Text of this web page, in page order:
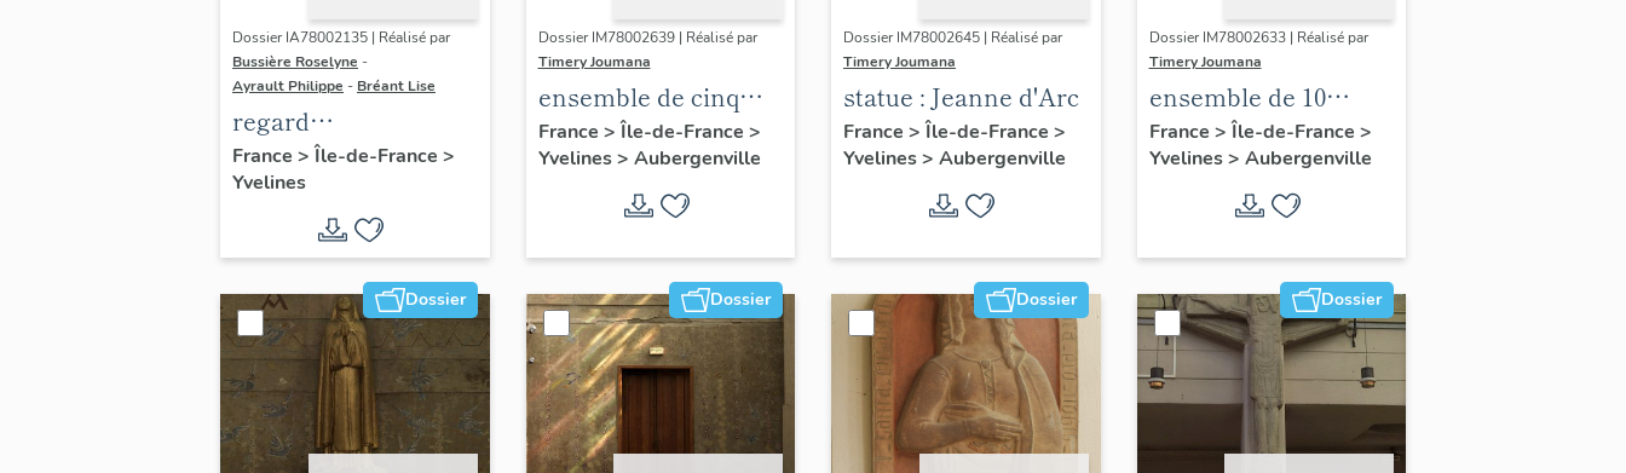
Dossier IA78002135 | Réalisé par
Bussière Roselyne -
Ayrault Philippe - Bréant Lise
regard
photographique sur
le territoire de Seine-
France > Île-de-France >
Yvelines
Dossier IM78002639 | Réalisé par
Timery Joumana
ensemble de cinq
peintures
monumentales
France > Île-de-France >
Yvelines> Aubergenville
Dossier IM78002645 | Réalisé par
Timery Joumana
statue : Jeanne d'Arc
France > Île-de-France >
Yvelines> Aubergenville
Dossier IM78002633 | Réalisé par
Timery Joumana
ensemble de 10
verrières
France > Île-de-France >
Yvelines> Aubergenville
Dossier Dossier Dossier Dossier